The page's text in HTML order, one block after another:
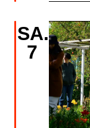
SA.
7